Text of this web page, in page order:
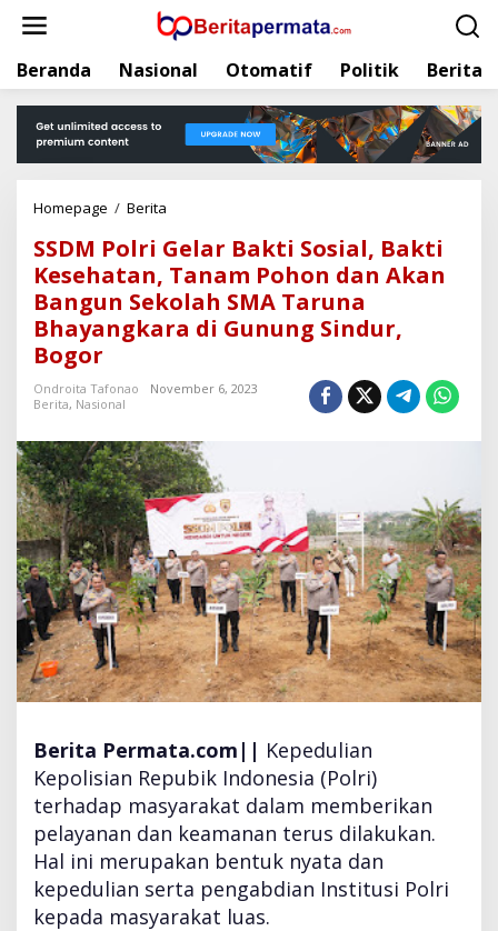
Beranda Nasional Otomatif Politik Berita
Homepage / Berita
D
M
P
l
i
l
a
r
B
k
t
i
S
o
s
i
B
a
k
i
K
e
SSDM Polri Gelar Bakti Sosial, Bakti
Kesehatan, Tanam Pohon dan Akan
Bangun Sekolah SMA Taruna
Bhayangkara di Gunung Sindur,
Bogor
Ondroita Tafonao
November 6, 2023
Berita, Nasional
Berita Permata.com|| Kepedulian
Kepolisian Repubik Indonesia (Polri)
terhadap masyarakat dalam memberikan
pelayanan dan keamanan terus dilakukan.
Hal ini merupakan bentuk nyata dan
kepedulian serta pengabdian Institusi Polri
kepada masyarakat luas.